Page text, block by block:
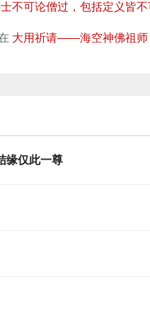
士不可论僧过，包括定义皆不
大用祈请——海空神佛祖师
缘仅此一尊